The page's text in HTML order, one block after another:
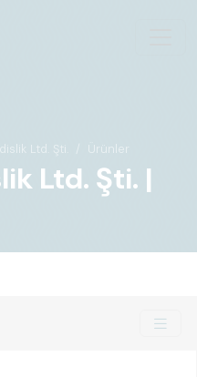
Ltd. Şti. Ürünler
Ltd. Şti. |